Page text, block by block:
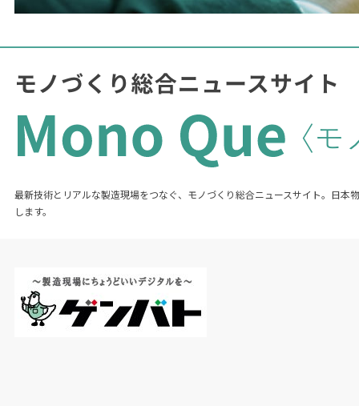
最新技術とリアルな製造現場をつなぐ、モノづくり総合ニュースサイト。日本
します。